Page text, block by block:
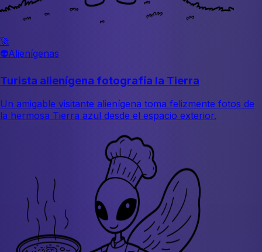
🚀
👽Alienígenas
Turista alienígena fotografía la Tierra
Un amigable visitante alienígena toma felizmente fotos de
la hermosa Tierra azul desde el espacio exterior.